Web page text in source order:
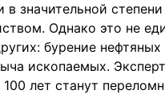
в значительной
Однако это не
бурение
ископаемых.
лет станут